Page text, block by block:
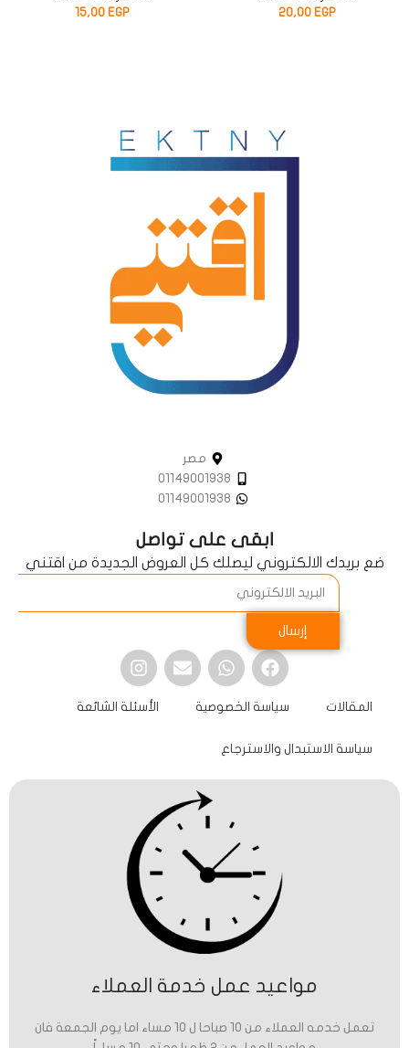
20,00 EGP
15,00 EGP
مصر
01149001938
01149001938
ابقى على تواصل
ضع بريدك الالكتروني ليصلك كل العروض الجديدة من اقتني
إرسال
المقالات سياسة الخصوصية الأسئلة الشائعة
سياسة الاستبدال والاسترجاع
مواعيد عمل خدمة العملاء
تعمل خدمه العملاء من 10 صباحا ل 10 مساء اما يوم الجمعة فان